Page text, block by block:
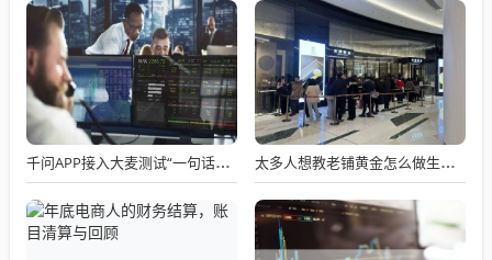
千问APP接入大麦测试“一句话买电影票” 太多人想教老铺黄金怎么做生意了